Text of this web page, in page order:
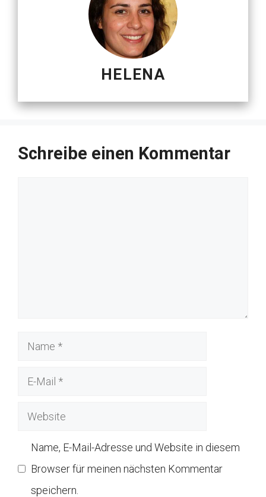
HELENA
Schreibe einen Kommentar
Name
Website
Name, E-Mail-Adresse und Website in diesem
Browser für meinen nächsten Kommentar
speichern.